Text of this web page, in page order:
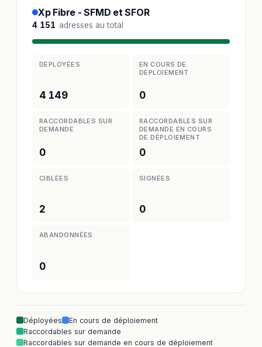
Xp Fibre - SFMD et SFOR
4 151 adresses au total
DÉPLOYÉES
4 149
EN COURS DE
DÉPLOIEMENT
0
RACCORDABLES SUR
DEMANDE
0
RACCORDABLES SUR
DEMANDE EN COURS
DE DÉPLOIEMENT
0
CIBLÉES
2
SIGNÉES
0
ABANDONNÉES
0
Déployées
En cours de déploiement
Raccordables sur demande
Raccordables sur demande en cours de déploiement